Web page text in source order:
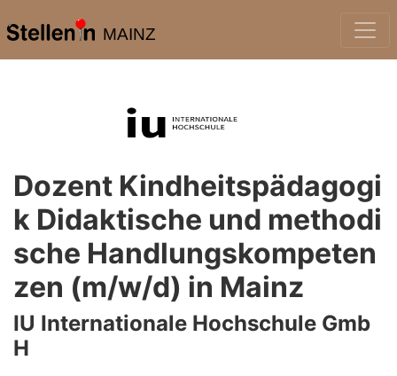
MAINZ
Dozent Kindheitspädagogi
k Didaktische und methodi
sche Handlungskompeten
zen (m/w/d) in Mainz
IU Internationale Hochschule Gmb
H